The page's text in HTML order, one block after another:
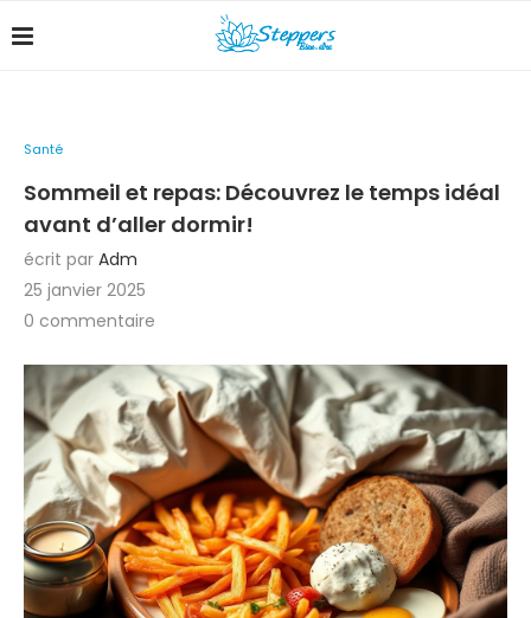
Santé
Sommeil et repas: Découvrez le temps idéal
avant d’aller dormir!
écrit par Adm
25 janvier 2025
0 commentaire